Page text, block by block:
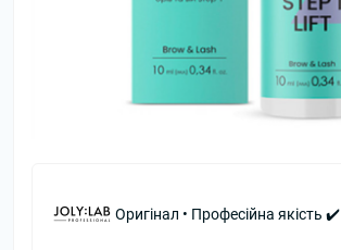
Оригінал • Професійна якість ✔️